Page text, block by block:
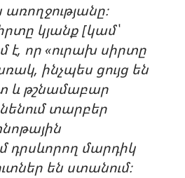
կյանք [կամ՝
է, որ «ուրախ սիրտը
ինչպես ցույց են
և թշնամաբար
տարբեր
դրսևորող մարդիկ
են ստանում։